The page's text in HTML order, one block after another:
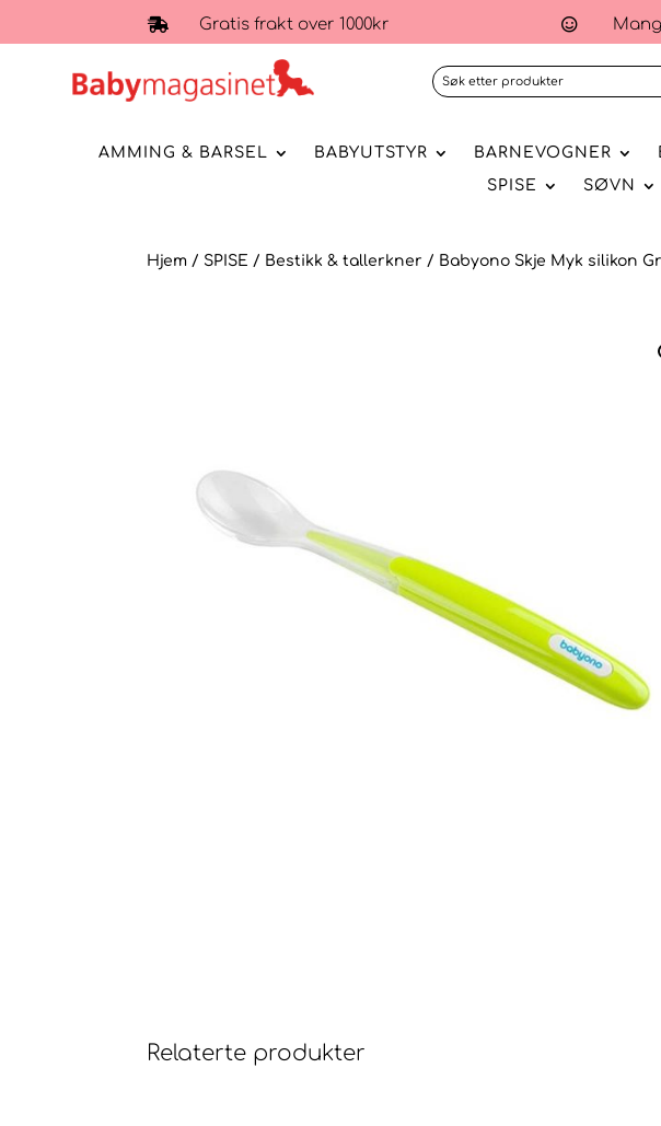
 Gratis frakt over 1000kr 
AMMING & BARSEL BABYUTSTYR BARNEVOGNER
SPISE
SØVN
Hjem / SPISE / Bestikk & tallerkner / Babyono Skje Myk silikon
Relaterte produkter